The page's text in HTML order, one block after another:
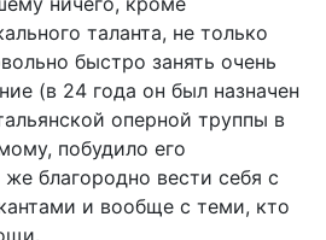
таланта, не только
быстро занять очень
(в 24 года он был назначен
оперной труппы в
побудило его
благородно вести себя с
и вообще с теми, кто